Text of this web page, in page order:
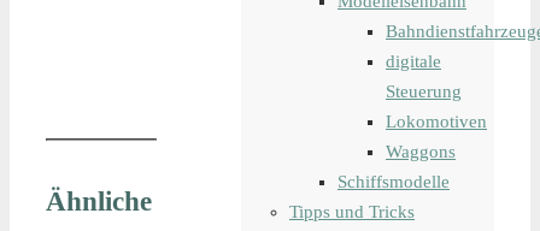
Ähnliche
digitale
Steuerung
Lokomotiven
Waggons
Schiffsmodelle
Tipps und Tricks